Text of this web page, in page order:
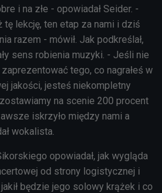
i na złe - opowiadał Seider. -
tę lekcję, ten etap za nami i dziś
razem - mówił. Jak podkreślał,
sens robienia muzyki. - Jeśli nie
tego, co nagrałeś w
jakości, jesteś niekompletny
na scenie 200 procent
iskrzyło między nami a
wokalista.
opowiadał, jak wygląda
od strony logistycznej i
będzie jego solowy krążek i co